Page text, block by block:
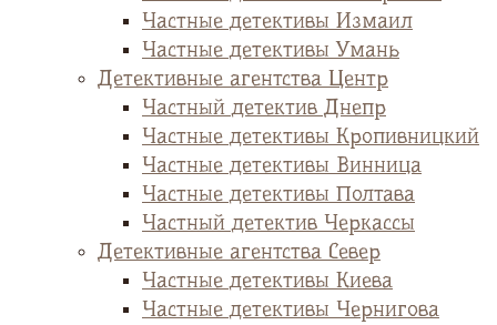
Частные детективы Измаил
Частные детективы Умань
Детективные агентства Центр
Частный детектив Днепр
Частные детективы Кропивницкий
Частные детективы Винница
Частные детективы Полтава
Частный детектив Черкассы
Детективные агентства Север
Частные детективы Киева
Частные детективы Чернигова